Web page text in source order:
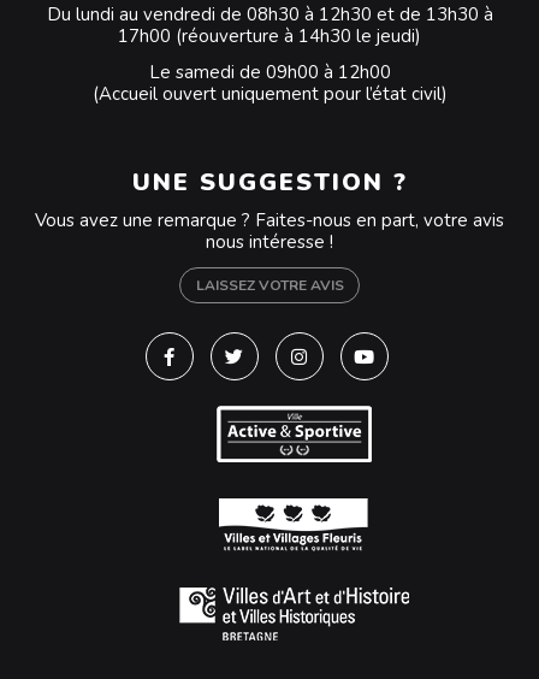
Du lundi au vendredi de 08h30 à 12h30 et de 13h30 à
17h00 (réouverture à 14h30 le jeudi)
Le samedi de 09h00 à 12h00
(Accueil ouvert uniquement pour l’état civil)
UNE SUGGESTION ?
Vous avez une remarque ? Faites-nous en part, votre avis
nous intéresse !
LAISSEZ VOTRE AVIS
Lien vers le compte Facebook
Lien vers le compte Twitter
Lien vers le compte
Lien vers la chaîne